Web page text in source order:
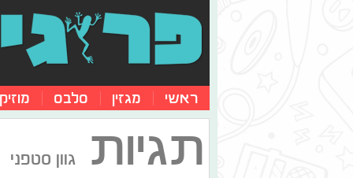
ראשי מגזין סלבס
תגיות גוון סטפני